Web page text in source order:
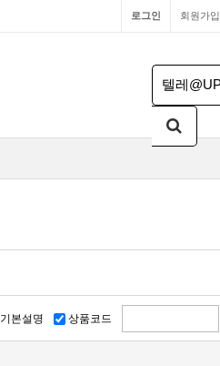
회원가입
로그인
기본설명 상품코드